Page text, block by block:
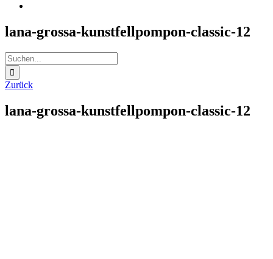
lana-grossa-kunstfellpompon-classic-12
Suche
nach:
Zurück
lana-grossa-kunstfellpompon-classic-12